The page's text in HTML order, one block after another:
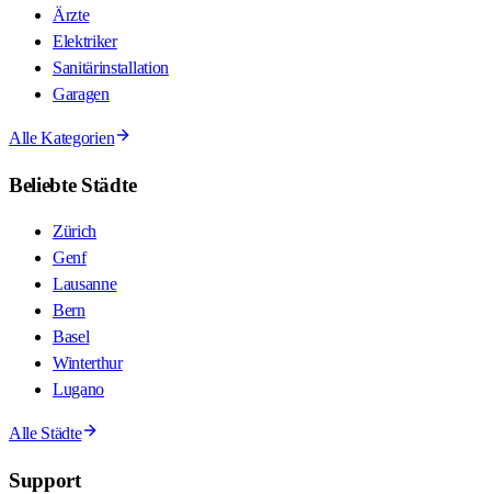
Ärzte
Elektriker
Sanitärinstallation
Garagen
Alle Kategorien
Beliebte Städte
Zürich
Genf
Lausanne
Bern
Basel
Winterthur
Lugano
Alle Städte
Support